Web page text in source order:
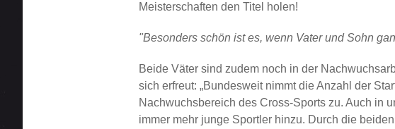
Meisterschaften den Titel holen!
Besonders schön ist es, wenn Vater und Sohn
Beide Väter sind zudem noch in der
sich erfreut: „Bundesweit nimmt die Anzahl der
Nachwuchsbereich des Cross-Sports zu. Auch in
immer mehr junge Sportler hinzu. Durch die